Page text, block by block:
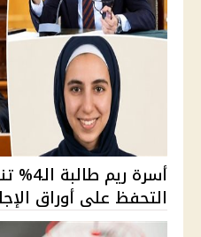
أسرة
التحفظ على أوراق